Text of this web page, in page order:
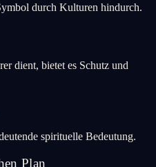
durch Kulturen hindurch.
dient, bietet es Schutz und
spirituelle Bedeutung.
Plan